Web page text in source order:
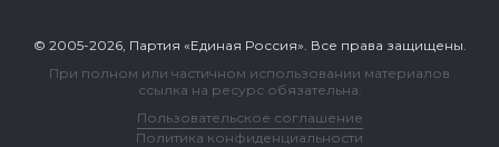
© 2005-2026, Партия «Единая Россия». Все права защищены.
При полном или частичном использовании материалов
ссылка на ресурс обязательна.
Пользовательское соглашение
Политика конфиденциальности